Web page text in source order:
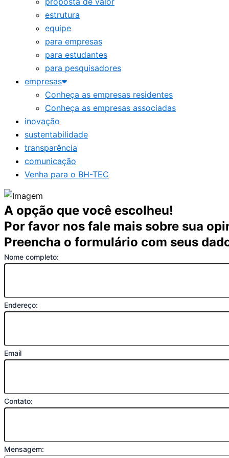
estrutura
equipe
para empresas
para estudantes
para pesquisadores
empresas
Conheça as empresas residentes
Conheça as empresas associadas
inovação
sustentabilidade
transparência
comunicação
Venha para o BH-TEC
A opção que você escolheu!
Por favor nos fale mais sobre sua
Preencha o formulário com seus
Nome completo:
Endereço:
Email
Contato:
Mensagem: